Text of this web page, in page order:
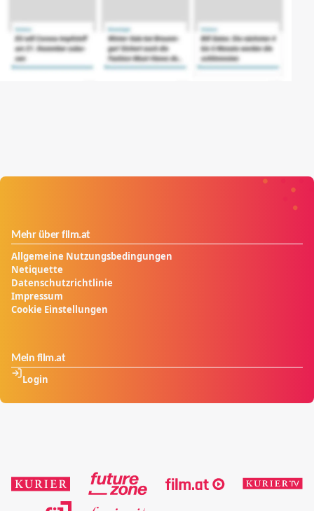
Mehr über film.at
Allgemeine Nutzungsbedingungen
Netiquette
Datenschutzrichtlinie
Impressum
Cookie Einstellungen
Mein film.at
Login